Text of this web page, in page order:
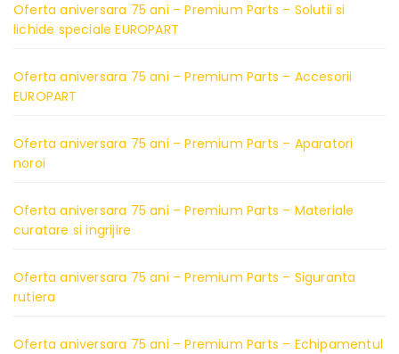
Oferta aniversara 75 ani – Premium Parts – Solutii si
lichide speciale EUROPART
Oferta aniversara 75 ani – Premium Parts – Accesorii
EUROPART
Oferta aniversara 75 ani – Premium Parts – Aparatori
noroi
Oferta aniversara 75 ani – Premium Parts – Materiale
curatare si ingrijire
Oferta aniversara 75 ani – Premium Parts – Siguranta
rutiera
Oferta aniversara 75 ani – Premium Parts – Echipamentul